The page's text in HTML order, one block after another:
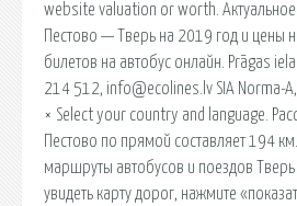
website valuation or worth. Актуальное
Пестово — Тверь на 2019 год и цены
билетов на автобус онлайн. Prāgas
214 512, info@ecolines.lv SIA Norma-
× Select your country and language.
Пестово по прямой составляет 194
маршруты автобусов и поездов Тверь
увидеть карту дорог, нажмите